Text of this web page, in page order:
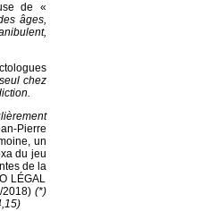
de «
âges,
chez
Pierre
un
du jeu
de la
LÉGAL
2018) (*)